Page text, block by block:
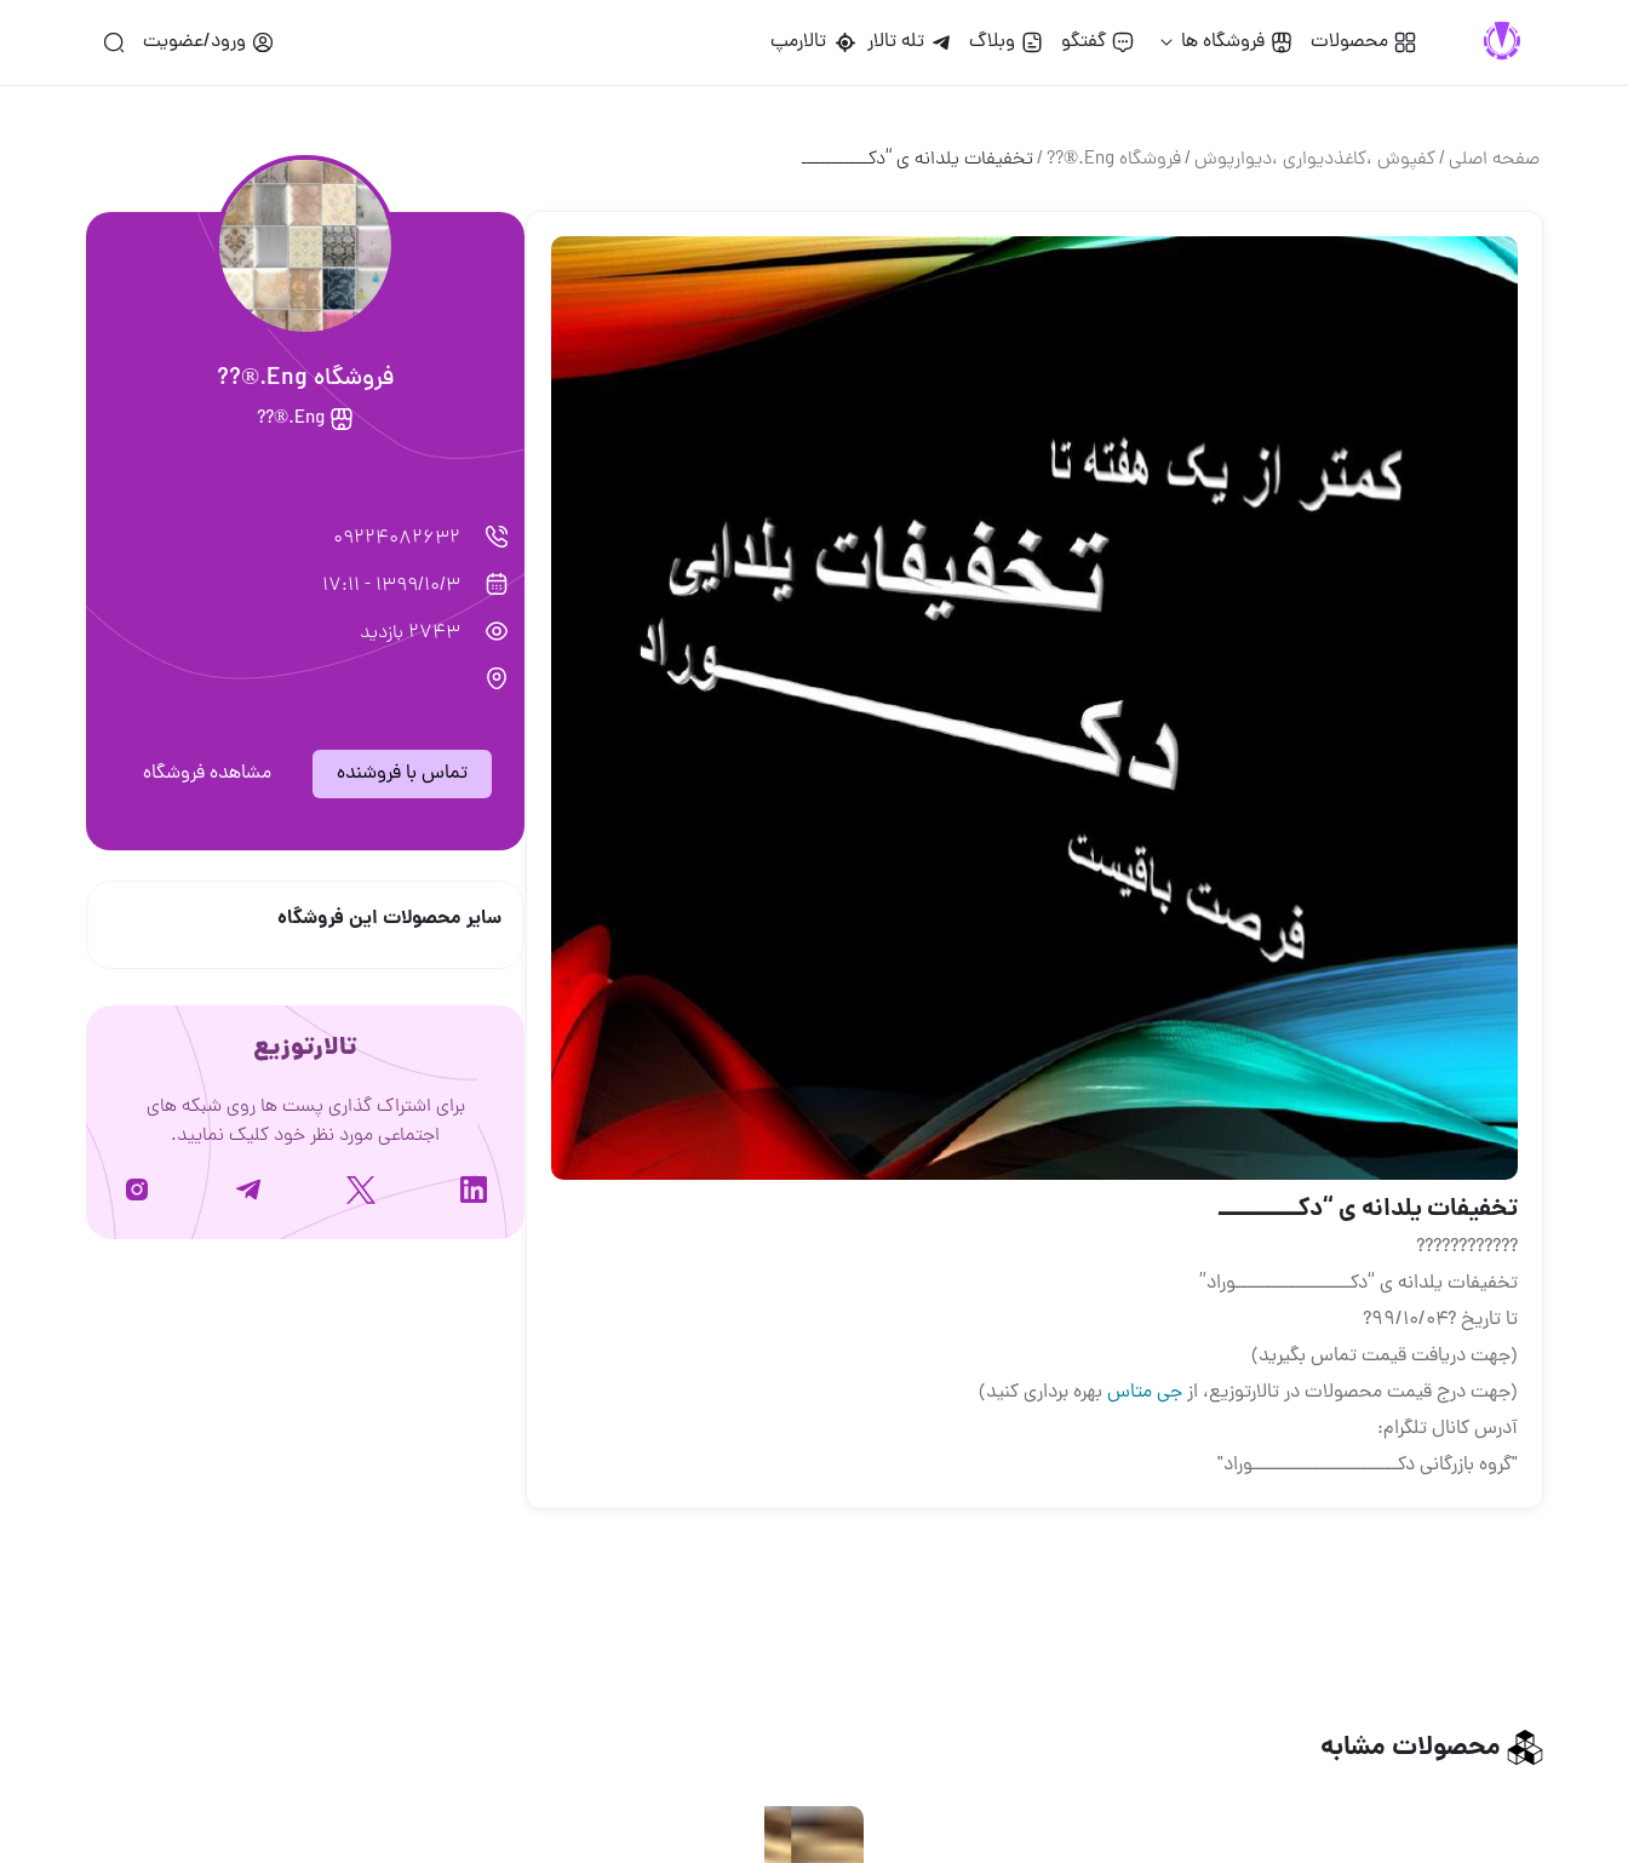
محصولات فروشگاه ها گفتگو وبلاگ تله تالار تالارمپ ورود/عضویت
صفحه اصلی/کفپوش ،کاغذدیواری ،دیوارپوش/فروشگاه Eng.®?? /تخفیفات یلدانه ی “دکـــــــــــ
تخفیفات یلدانه ی “دکـــــــــــ
????????????
تخفیفات یلدانه ی “دکـــــــــــــــــــوراد”
تا تاریخ ?۹۹/۱۰/۰۴?
(جهت دریافت قیمت تماس بگیرید)
(جهت درج قیمت محصولات در تالارتوزیع، ازجی متاس بهره برداری کنید)
آدرس کانال تلگرام:
"گروه بازرگانی دکــــــــــــــــــــــــوراد"
فروشگاه Eng.®??
Eng.®??
09224082632
1399/10/3 - 17:11
2743 بازدید
تماس با فروشنده مشاهده فروشگاه
سایر محصولات این فروشگاه
تالارتوزیع
برای اشتراک گذاری پست ها روی شبکه های
اجتماعی مورد نظر خود کلیک نمایید.
محصولات مشابه